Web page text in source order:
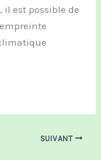
est possible de
SUIVANT